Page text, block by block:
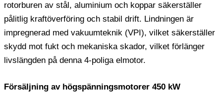
rotorburen av stål, aluminium och koppar säkerställer
pålitlig kraftöverföring och stabil drift. Lindningen är
impregnerad med vakuumteknik (VPI), vilket säkerställer
skydd mot fukt och mekaniska skador, vilket förlänger
livslängden på denna 4-poliga elmotor.
Försäljning av högspänningsmotorer 450 kW